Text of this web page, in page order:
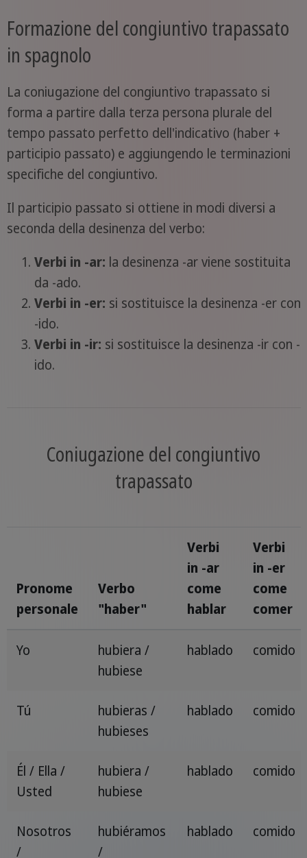
Formazione del congiuntivo trapassato
in spagnolo
La coniugazione del congiuntivo trapassato si
forma a partire dalla terza persona plurale del
tempo passato perfetto dell'indicativo (haber +
participio passato) e aggiungendo le terminazioni
specifiche del congiuntivo.
Il participio passato si ottiene in modi diversi a
seconda della desinenza del verbo:
Verbi in -ar: la desinenza -ar viene sostituita
da -ado.
Verbi in -er: si sostituisce la desinenza -er con
-ido.
Verbi in -ir: si sostituisce la desinenza -ir con -
ido.
Coniugazione del congiuntivo
trapassato
Pronome
personale
Verbo
"haber"
Verbi
in -ar
come
hablar
Verbi
in -er
come
comer
Yo
hubiera /
hubiese
hablado comido
Tú
hubieras /
hubieses
hablado comido
Él / Ella /
Usted
hubiera /
hubiese
hablado comido
Nosotros
/
hubiéramos
/
hablado comido